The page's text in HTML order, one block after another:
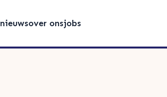
nieuwsover onsjobs